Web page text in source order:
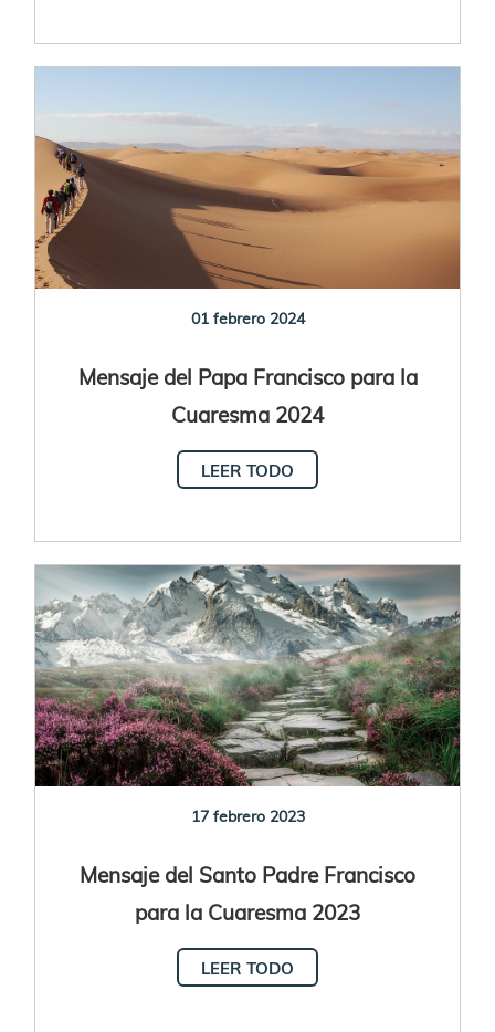
01 febrero 2024
Mensaje del Papa Francisco para la
Cuaresma 2024
LEER TODO
17 febrero 2023
Mensaje del Santo Padre Francisco
para la Cuaresma 2023
LEER TODO